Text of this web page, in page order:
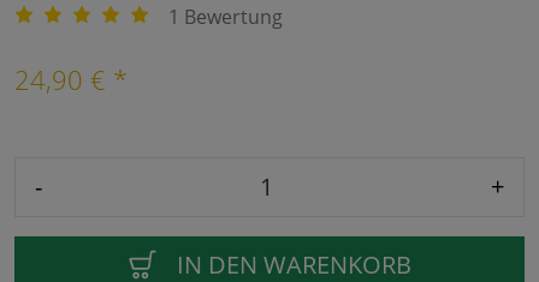
1 Bewertung
24,90 € *
- +
IN DEN WARENKORB